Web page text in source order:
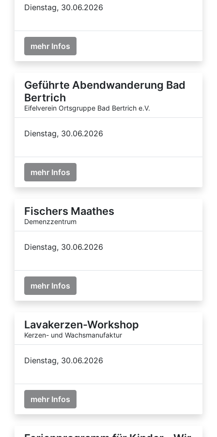
Dienstag, 30.06.2026
mehr Infos
Geführte Abendwanderung Bad
Bertrich
Eifelverein Ortsgruppe Bad Bertrich e.V.
Dienstag, 30.06.2026
mehr Infos
Fischers Maathes
Demenzzentrum
Dienstag, 30.06.2026
mehr Infos
Lavakerzen-Workshop
Kerzen- und Wachsmanufaktur
Dienstag, 30.06.2026
mehr Infos